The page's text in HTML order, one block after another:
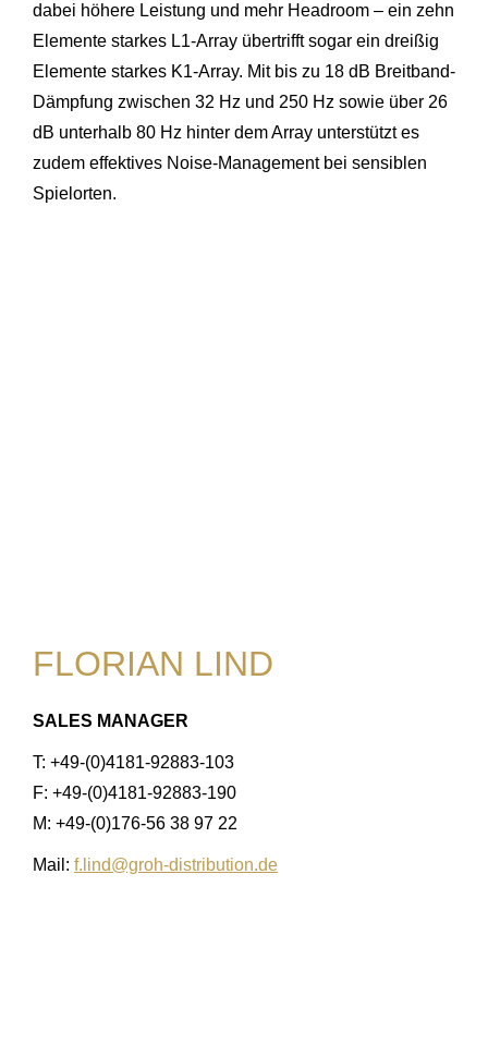
dabei höhere Leistung und mehr Headroom – ein zehn
Elemente starkes L1-Array übertrifft sogar ein dreißig
Elemente starkes K1-Array. Mit bis zu 18 dB Breitband-
Dämpfung zwischen 32 Hz und 250 Hz sowie über 26
dB unterhalb 80 Hz hinter dem Array unterstützt es
zudem effektives Noise-Management bei sensiblen
Spielorten.
FLORIAN LIND
SALES MANAGER
T: +49-(0)4181-92883-103
F: +49-(0)4181-92883-190
M: +49-(0)176-56 38 97 22
Mail: f.lind@groh-distribution.de